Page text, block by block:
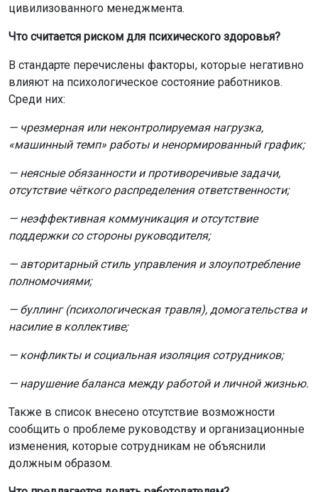
цивилизованного менеджмента.
Что считается риском для психического здоровья?
В стандарте перечислены факторы, которые негативно
влияют на психологическое состояние работников.
Среди них:
— чрезмерная или неконтролируемая нагрузка,
«машинный темп» работы и ненормированный график;
— неясные обязанности и противоречивые задачи,
отсутствие чёткого распределения ответственности;
— неэффективная коммуникация и отсутствие
поддержки со стороны руководителя;
— авторитарный стиль управления и злоупотребление
полномочиями;
— буллинг (психологическая травля), домогательства и
насилие в коллективе;
— конфликты и социальная изоляция сотрудников;
— нарушение баланса между работой и личной жизнью.
Также в список внесено отсутствие возможности
сообщить о проблеме руководству и организационные
изменения, которые сотрудникам не объяснили
должным образом.